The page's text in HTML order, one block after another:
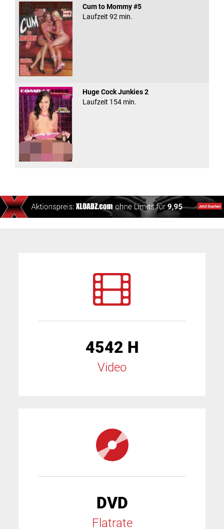
Cum to Mommy #5
Laufzeit 92 min.
Huge Cock Junkies 2
Laufzeit 154 min.
4542 H
Video
DVD
Flatrate